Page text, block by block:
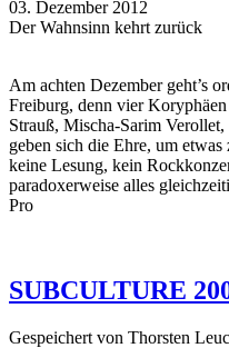
03. Dezember 2012
Der Wahnsinn kehrt zurück
Am achten Dezember geht’s
Freiburg, denn vier
Strauß, Mischa-Sarim
geben sich die Ehre, um
keine Lesung, kein
paradoxerweise alles
Pro
SUBCULTURE
Gespeichert von Thorsten